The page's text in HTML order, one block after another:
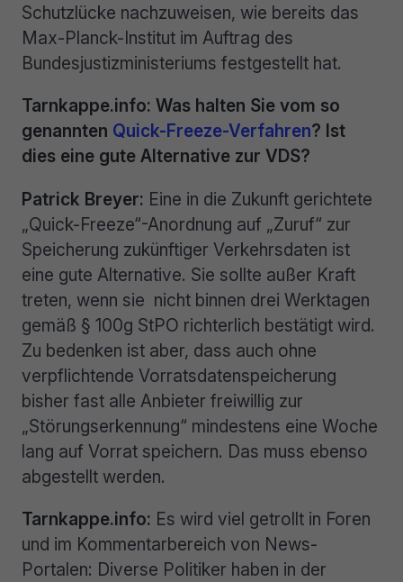
Schutzlücke nachzuweisen, wie bereits das
Max-Planck-Institut im Auftrag des
Bundesjustizministeriums festgestellt hat.
Tarnkappe.info: Was halten Sie vom so
genannten Quick-Freeze-Verfahren? Ist
dies eine gute Alternative zur VDS?
Patrick Breyer: Eine in die Zukunft gerichtete
„Quick-Freeze“-Anordnung auf „Zuruf“ zur
Speicherung zukünftiger Verkehrsdaten ist
eine gute Alternative. Sie sollte außer Kraft
treten, wenn sie nicht binnen drei Werktagen
gemäß § 100g StPO richterlich bestätigt wird.
Zu bedenken ist aber, dass auch ohne
verpflichtende Vorratsdatenspeicherung
bisher fast alle Anbieter freiwillig zur
„Störungserkennung“ mindestens eine Woche
lang auf Vorrat speichern. Das muss ebenso
abgestellt werden.
Tarnkappe.info: Es wird viel getrollt in Foren
und im Kommentarbereich von News-
Portalen: Diverse Politiker haben in der